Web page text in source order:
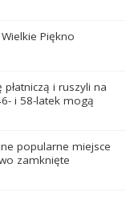
Piękno
i ruszyli na
i 58-latek mogą
popularne miejsce
zamknięte